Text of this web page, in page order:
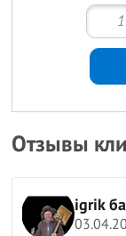
Отзывы
igrik